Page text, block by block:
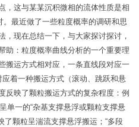
，这与某某沉积微相的流体性质是相
。最近做了一些粒度概率的调研和思
，现在总结一下，与大家探讨探讨，
助：粒度概率曲线分析的一个重要理
搬运方式相对应，一条直线段对应一
着一种搬运方式（滚动、跳跃和悬
反映了颗粒搬运方式的复杂程度：例
单一的“杂基支撑悬浮或颗粒支撑悬
了颗粒呈湍流支撑悬浮搬运；“多段